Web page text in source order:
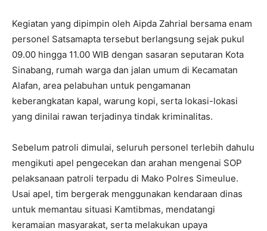
Kegiatan yang dipimpin oleh Aipda Zahrial bersama enam
personel Satsamapta tersebut berlangsung sejak pukul
09.00 hingga 11.00 WIB dengan sasaran seputaran Kota
Sinabang, rumah warga dan jalan umum di Kecamatan
Alafan, area pelabuhan untuk pengamanan
keberangkatan kapal, warung kopi, serta lokasi-lokasi
yang dinilai rawan terjadinya tindak kriminalitas.
Sebelum patroli dimulai, seluruh personel terlebih dahulu
mengikuti apel pengecekan dan arahan mengenai SOP
pelaksanaan patroli terpadu di Mako Polres Simeulue.
Usai apel, tim bergerak menggunakan kendaraan dinas
untuk memantau situasi Kamtibmas, mendatangi
keramaian masyarakat, serta melakukan upaya